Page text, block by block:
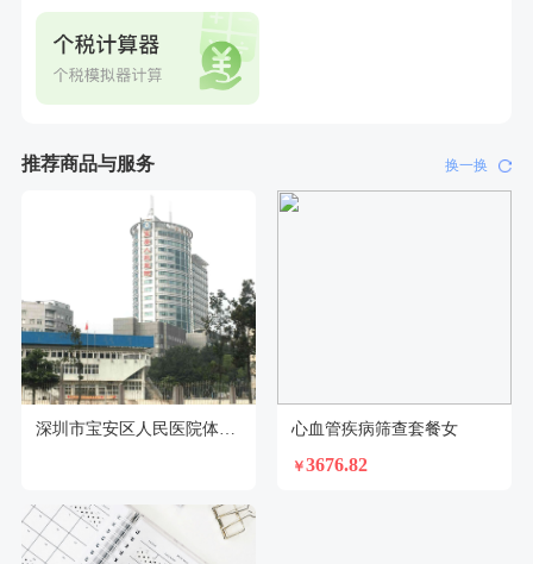
推荐商品与服务 换一换
深圳市宝安区人民医院体检中心 心血管疾病筛查套餐女
￥3676.82